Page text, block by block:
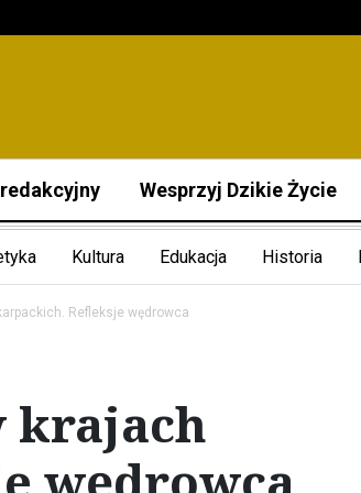
Wesprzyj Dzikie Życie
Kultura Edukacja Historia
Refleksje wędrowca
krajach